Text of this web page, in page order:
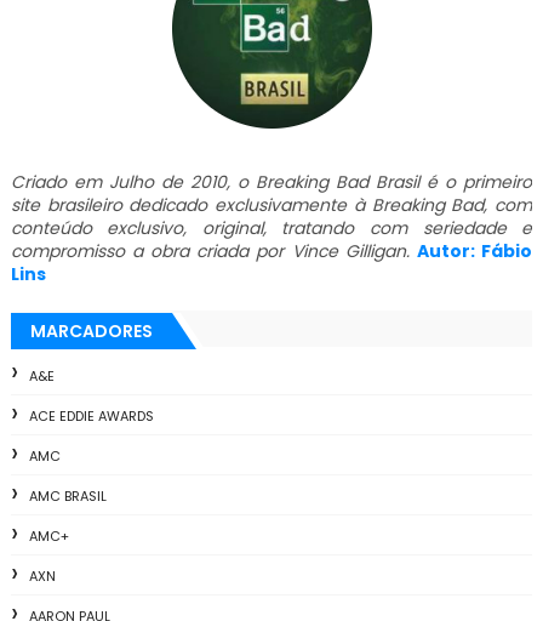
Criado em Julho de 2010, o Breaking Bad Brasil é o primeiro
site brasileiro dedicado exclusivamente à Breaking Bad, com
conteúdo exclusivo, original, tratando com seriedade e
compromisso a obra criada por Vince Gilligan. Autor: Fábio
Lins
MARCADORES
A&E
ACE EDDIE AWARDS
AMC
AMC BRASIL
AMC+
AXN
AARON PAUL